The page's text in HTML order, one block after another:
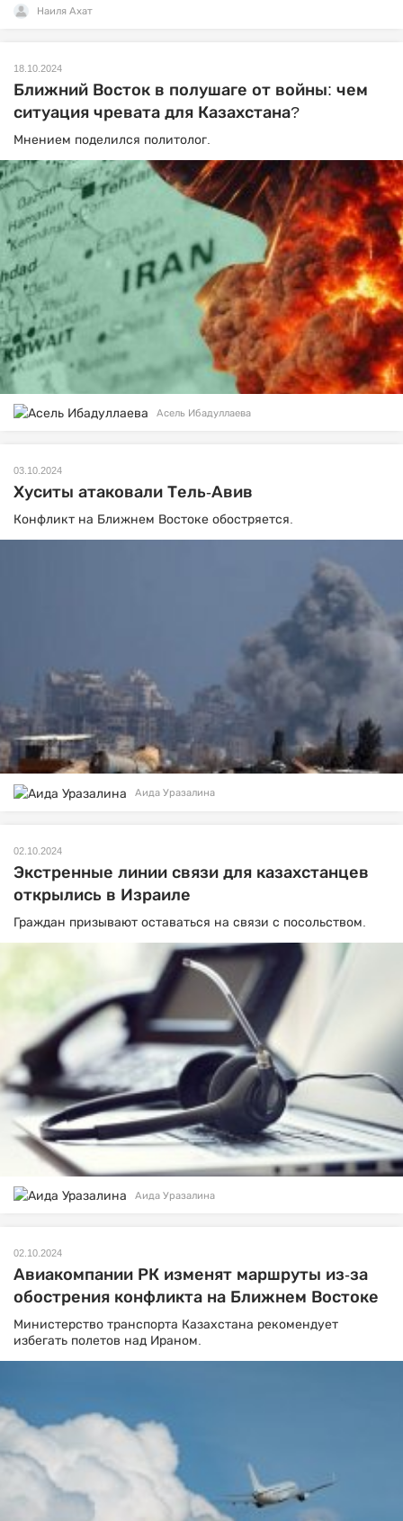
Наиля Ахат
18.10.2024
Ближний Восток в полушаге от войны: чем
ситуация чревата для Казахстана?
Мнением поделился политолог.
Асель Ибадуллаева
03.10.2024
Хуситы атаковали Тель-Авив
Конфликт на Ближнем Востоке обостряется.
Аида Уразалина
02.10.2024
Экстренные линии связи для казахстанцев
открылись в Израиле
Граждан призывают оставаться на связи с посольством.
Аида Уразалина
02.10.2024
Авиакомпании РК изменят маршруты из-за
обострения конфликта на Ближнем Востоке
Министерство транспорта Казахстана рекомендует
избегать полетов над Ираном.